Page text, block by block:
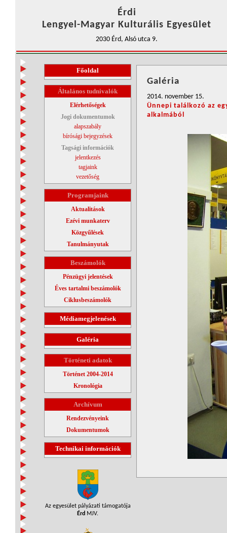
Érdi
Lengyel-Magyar Kulturális Egyesület
2030 Érd, Alsó utca 9.
Főoldal
Általános tudnivalók
Elérhetőségek
Jogi dokumentumok
alapszabály
bírósági bejegyzések
Tagsági információk
jelentkezés
tagjaink
vezetőség
Programjaink
Aktualitások
Ezévi munkaterv
Közgyűlések
Tanulmányutak
Beszámolók
Pénzügyi jelentések
Éves tartalmi beszámolók
Ciklusbeszámolók
Médiamegjelenések
Galéria
Történeti adatok
Történet 2004-2014
Kronológia
Archívum
Rendezvényeink
Dokumentumok
Technikai információk
Az egyesület pályázati támogatója
Érd MJV.
Galéria
2014. november 15.
Ünnepi találkozó az
alkalmából